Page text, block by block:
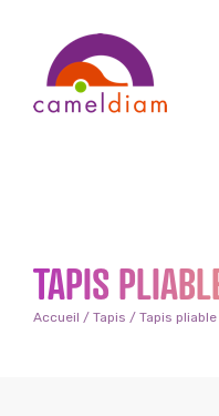
TAPIS
Accueil / Tapis / Tapis